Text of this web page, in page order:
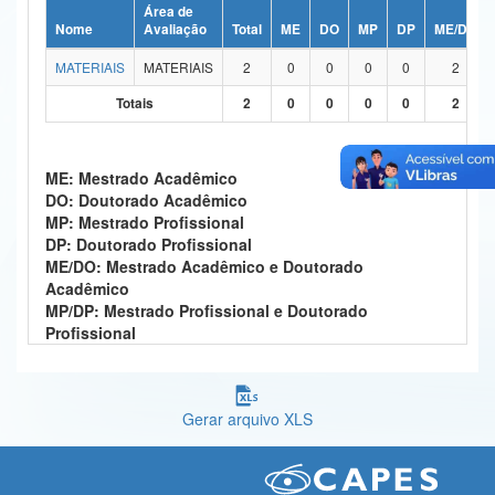
Ministério da Ciência, Tecnologia, Inovações e Comunicações
Ministério do Meio Ambiente
Controladoria-Geral da União
Ministério da Mulher, da Família e dos Direitos Humanos
Secretaria-Geral
Secretaria de Governo
Nome
Área de
Avaliação
Total ME DO MP DP
ME/DO
MATERIAIS
MATERIAIS 2 0 0 0 0
2
Totais
2 0 0 0 0 2
ME: Mestrado Acadêmico
DO: Doutorado Acadêmico
MP: Mestrado Profissional
DP: Doutorado Profissional
ME/DO: Mestrado Acadêmico e Doutorado
Acadêmico
MP/DP: Mestrado Profissional e Doutorado
Profissional
Gerar arquivo XLS